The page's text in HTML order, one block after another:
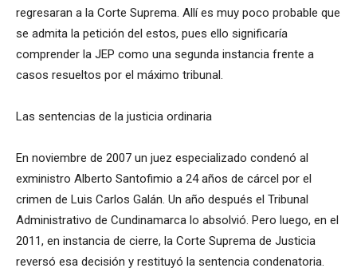
regresaran a la Corte Suprema. Allí es muy poco probable que
se admita la petición del estos, pues ello significaría
comprender la JEP como una segunda instancia frente a
casos resueltos por el máximo tribunal.
Las sentencias de la justicia ordinaria
En noviembre de 2007 un juez especializado condenó al
exministro Alberto Santofimio a 24 años de cárcel por el
crimen de Luis Carlos Galán. Un año después el Tribunal
Administrativo de Cundinamarca lo absolvió. Pero luego, en el
2011, en instancia de cierre, la Corte Suprema de Justicia
reversó esa decisión y restituyó la sentencia condenatoria.